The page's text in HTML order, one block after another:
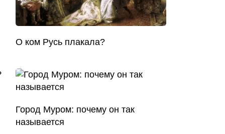
О ком Русь плакала?
Город Муром: почему он так
называется